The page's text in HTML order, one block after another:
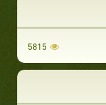
5815